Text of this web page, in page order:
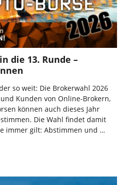
die 13. Runde –
so weit: Die Brokerwahl 2026
Kunden von Online-Brokern,
können auch dieses Jahr
Die Wahl findet damit
immer gilt: Abstimmen und …